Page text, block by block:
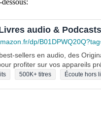
audio &
dp/
sellers en audio, des
profiter sur vos appareils
500K+ titres Écoute hors